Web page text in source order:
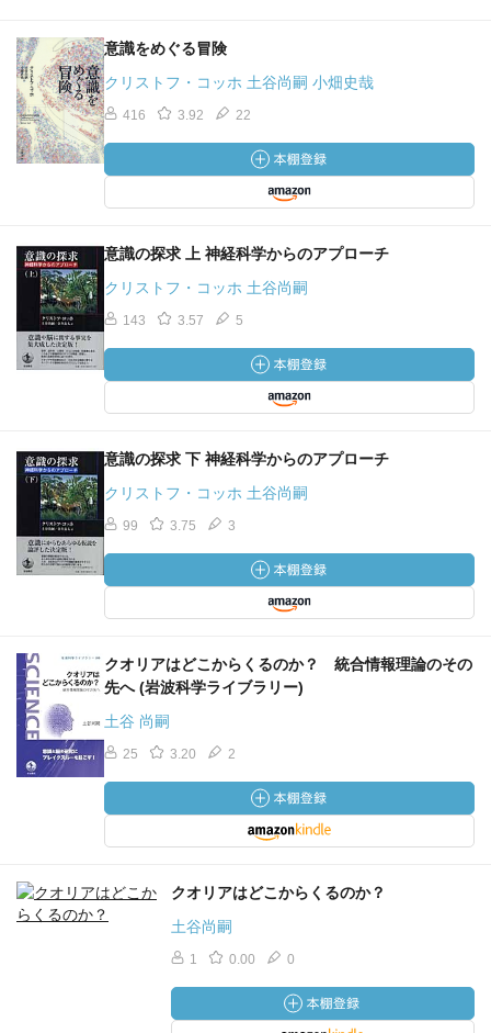
意識をめぐる冒険
クリストフ・コッホ 土谷尚嗣 小畑史哉
416 3.92 22
意識の探求 上 神経科学からのアプローチ
クリストフ・コッホ 土谷尚嗣
143 3.57 5
意識の探求 下 神経科学からのアプローチ
クリストフ・コッホ 土谷尚嗣
99 3.75 3
クオリアはどこからくるのか？ 統合情報理論のその
先へ (岩波科学ライブラリー)
土谷 尚嗣
25 3.20 2
クオリアはどこからくるのか？
土谷尚嗣
1 0.00 0